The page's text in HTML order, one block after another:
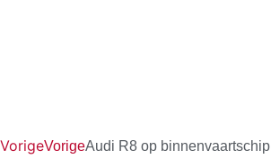
VorigeVorigeAudi R8 op binnenvaartschip